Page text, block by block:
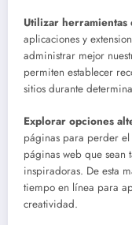
Utilizar
aplicaciones y
administrar mejor
permiten establecer
sitios durante
Explorar opciones
páginas para perder
páginas web que sean
inspiradoras. De esta
tiempo en línea para
creatividad.